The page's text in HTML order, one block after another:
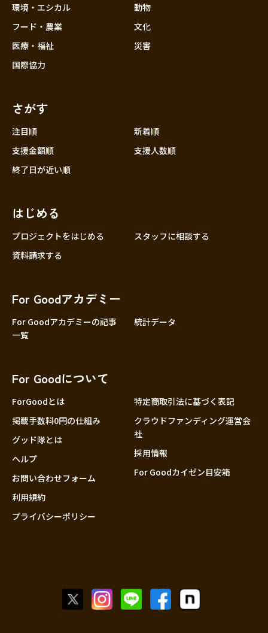
環境・エシカル
フード・農業
医療・福祉
国際協力
動物
文化
災害
さがす
注目順
新着順
支援金額順
支援人数順
終了日が近い順
はじめる
プロジェクトをはじめる
スタッフに相談する
資料請求する
For Goodアカデミー
For Goodアカデミーの記事
一覧
統計データ
For Goodについて
ForGoodとは
掲載手数料0円の仕組み
グッド隊とは
ヘルプ
お問い合わせフォーム
利用規約
プライバシーポリシー
特定商取引法に基づく表記
クラウドファンディング運営会
社
採用情報
For Goodカイゼン目安箱